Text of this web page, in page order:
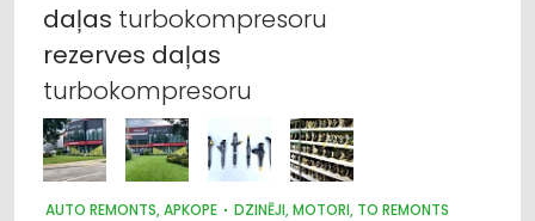
daļas turbokompresoru
rezerves daļas
turbokompresoru
AUTO REMONTS, APKOPE
DZINĒJI, MOTORI, TO REMONTS